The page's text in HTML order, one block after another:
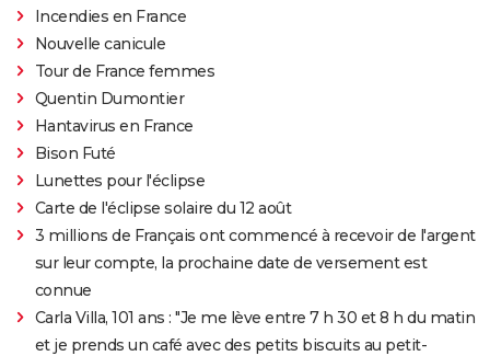
Incendies en France
Nouvelle canicule
Tour de France femmes
Quentin Dumontier
Hantavirus en France
Bison Futé
Lunettes pour l'éclipse
Carte de l'éclipse solaire du 12 août
3 millions de Français ont commencé à recevoir de l'argent
sur leur compte, la prochaine date de versement est
connue
Carla Villa, 101 ans : "Je me lève entre 7 h 30 et 8 h du matin
et je prends un café avec des petits biscuits au petit-